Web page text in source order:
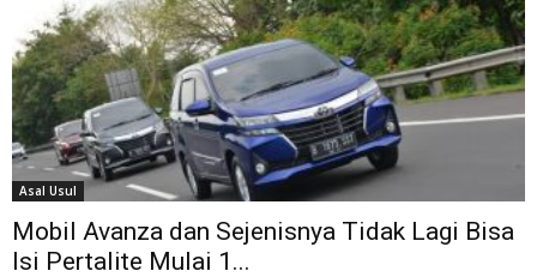
Asal Usul
Mobil Avanza dan Sejenisnya Tidak Lagi Bisa
Isi Pertalite Mulai 1...